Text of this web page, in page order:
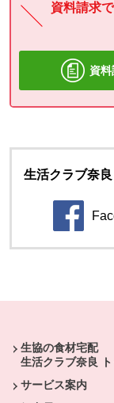
資料請求
資
生活クラブ奈
生協の食材宅配
生活クラブ奈良
サービス案内